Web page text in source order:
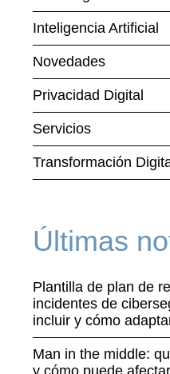
Inteligencia Artificial
Novedades
Privacidad Digital
Servicios
Transformación
Últimas
Plantilla de plan de
incidentes de
incluir y cómo
Man in the middle:
y cómo puede